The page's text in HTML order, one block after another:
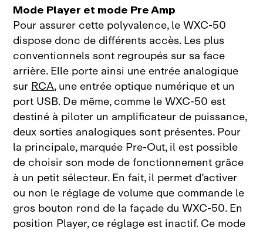
Mode Player et mode Pre Amp
Pour assurer cette polyvalence, le WXC‑50
dispose donc de différents accès. Les plus
conventionnels sont regroupés sur sa face
arrière. Elle porte ainsi une entrée analogique
surRCA, une entrée optique numérique et un
port USB. De même, comme le WXC‑50 est
destiné à piloter un amplificateur de puissance,
deux sorties analogiques sont présentes. Pour
la principale, marquée Pre‑Out, il est possible
de choisir son mode de fonctionnement grâce
à un petit sélecteur. En fait, il permet d’activer
ou non le réglage de volume que commande le
gros bouton rond de la façade du WXC‑50. En
position Player, ce réglage est inactif. Ce mode